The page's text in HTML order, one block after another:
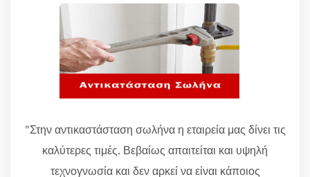
"Στην αντικαστάσταση σωλήνα η εταιρεία μας δίνει τις
καλύτερες τιμές. Βεβαίως απαιτείται και υψηλή
τεχνογνωσία και δεν αρκεί να είναι κάποιος